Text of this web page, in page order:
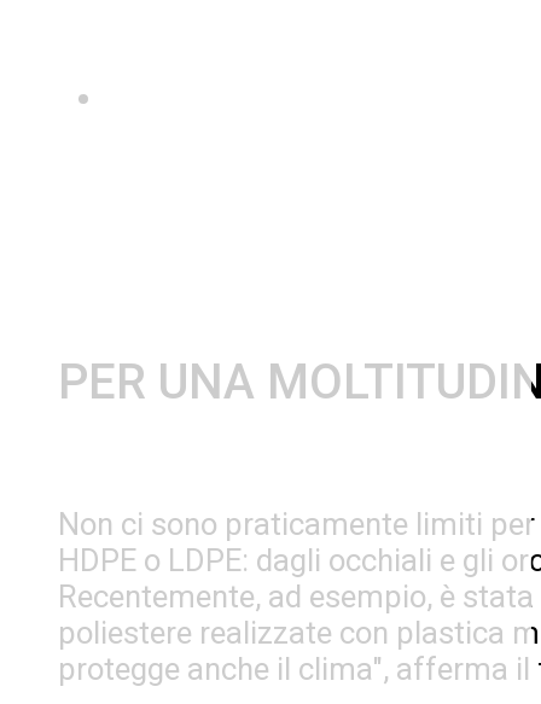
PER UNA
Non ci sono praticamente limiti
HDPE o LDPE: dagli occhiali e gli
Recentemente, ad esempio, è
poliestere realizzate con plastica
protegge anche il clima", afferma